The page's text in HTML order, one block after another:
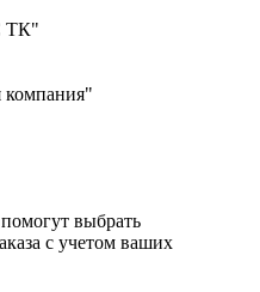
ТК"
выбрать
с учетом ваших